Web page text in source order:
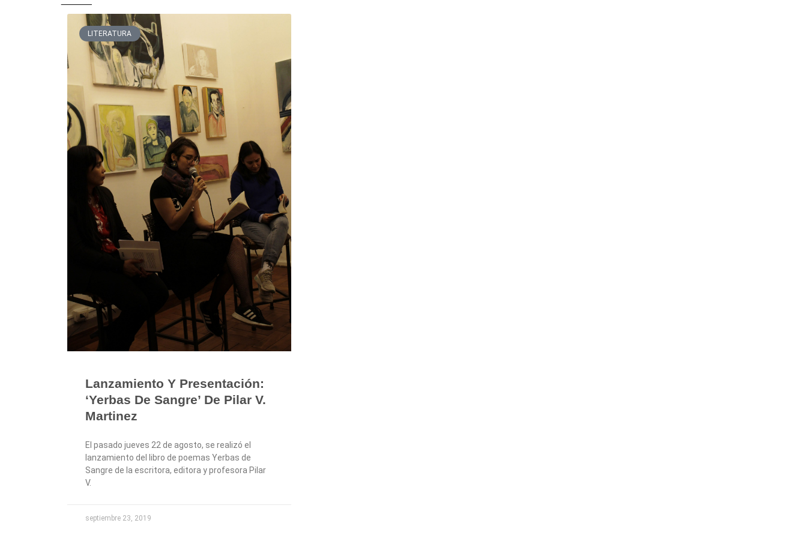
LITERATURA
Lanzamiento Y Presentación:
‘Yerbas De Sangre’ De Pilar V.
Martinez
El pasado jueves 22 de agosto, se realizó el
lanzamiento del libro de poemas Yerbas de
Sangre de la escritora, editora y profesora Pilar
V.
septiembre 23, 2019